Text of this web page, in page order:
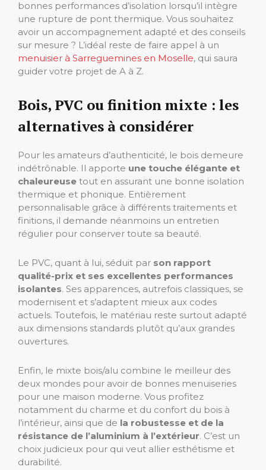
bonnes performances d’isolation lorsqu’il intègre
une rupture de pont thermique. Vous souhaitez
avoir un accompagnement adapté et des conseils
sur mesure ? L’idéal reste de faire appel à un
menuisier à Sarreguemines en Moselle, qui saura
guider votre projet de A à Z.
Bois, PVC ou finition mixte : les
alternatives à considérer
Pour les amateurs d’authenticité, le bois demeure
indétrônable. Il apporte une touche élégante et
chaleureuse tout en assurant une bonne isolation
thermique et phonique. Entièrement
personnalisable grâce à différents traitements et
finitions, il demande néanmoins un entretien
régulier pour conserver toute sa beauté.
Le PVC, quant à lui, séduit par son rapport
qualité-prix et ses excellentes performances
isolantes. Ses apparences, autrefois classiques, se
modernisent et s’adaptent mieux aux codes
actuels. Toutefois, le matériau reste surtout adapté
aux dimensions standards plutôt qu’aux grandes
ouvertures.
Enfin, le mixte bois/alu combine le meilleur des
deux mondes pour avoir de bonnes menuiseries
pour une maison moderne. Vous profitez
notamment du charme et du confort du bois à
l’intérieur, ainsi que de la robustesse et de la
résistance de l’aluminium à l’extérieur. C’est un
choix judicieux pour qui veut allier esthétisme et
durabilité.